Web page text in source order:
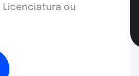
Licenciatura ou